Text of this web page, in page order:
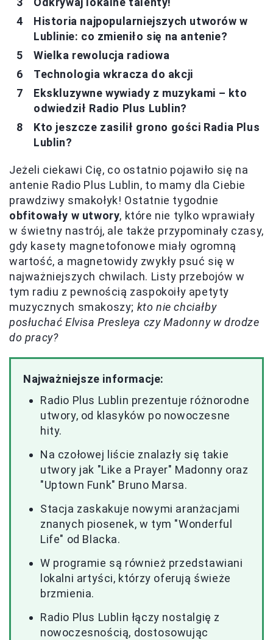
Historia najpopularniejszych utworów w
Lublinie: co zmieniło się na antenie?
Wielka rewolucja radiowa
Technologia wkracza do akcji
Ekskluzywne wywiady z muzykami – kto
odwiedził Radio Plus Lublin?
Kto jeszcze zasilił grono gości Radia Plus
Lublin?
Jeżeli ciekawi Cię, co ostatnio pojawiło się na
antenie Radio Plus Lublin, to mamy dla Ciebie
prawdziwy smakołyk! Ostatnie tygodnie
obfitowały w utwory, które nie tylko wprawiały
w świetny nastrój, ale także przypominały czasy,
gdy kasety magnetofonowe miały ogromną
wartość, a magnetowidy zwykły psuć się w
najważniejszych chwilach. Listy przebojów w
tym radiu z pewnością zaspokoiły apetyty
muzycznych smakoszy; kto nie chciałby
posłuchać Elvisa Presleya czy Madonny w drodze
do pracy?
Najważniejsze informacje:
Radio Plus Lublin prezentuje różnorodne
utwory, od klasyków po nowoczesne
hity.
Na czołowej liście znalazły się takie
utwory jak "Like a Prayer" Madonny oraz
"Uptown Funk" Bruno Marsa.
Stacja zaskakuje nowymi aranżacjami
znanych piosenek, w tym "Wonderful
Life" od Blacka.
W programie są również przedstawiani
lokalni artyści, którzy oferują świeże
brzmienia.
Radio Plus Lublin łączy nostalgię z
nowoczesnością, dostosowując